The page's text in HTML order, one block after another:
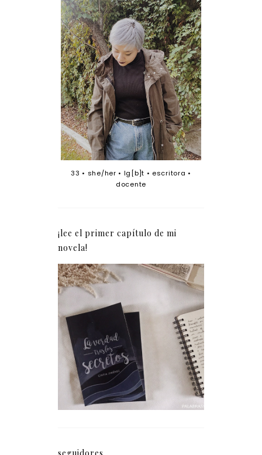
33 • she/her • lg[b]t • escritora •
docente
¡lee el primer capítulo de mi
novela!
La verdad tras los
secretos (fragmento)